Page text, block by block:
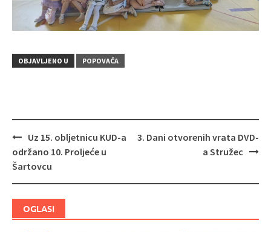
OBJAVLJENO U POPOVAČA
Navigacija
objava
Uz 15. obljetnicu KUD-a
održano 10. Proljeće u
Šartovcu
3. Dani otvorenih vrata DVD-
a Stružec
OGLASI